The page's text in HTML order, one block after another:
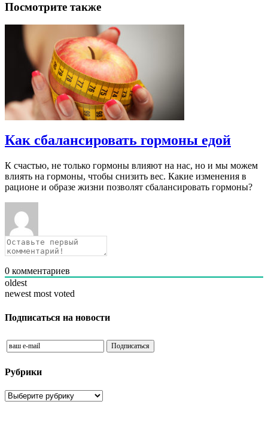
Посмотрите также
Как сбалансировать гормоны едой
К счастью, не только гормоны влияют на нас, но и мы можем
влиять на гормоны, чтобы снизить вес. Какие изменения в
рационе и образе жизни позволят сбалансировать гормоны?
0 комментариев
oldest
newest most voted
Подписаться на новости
Рубрики
Рубрики